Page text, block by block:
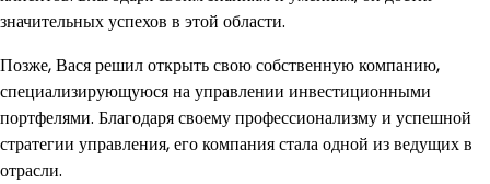
значительных успехов в этой области.
Позже, Вася решил открыть свою собственную компанию,
специализирующуюся на управлении инвестиционными
портфелями. Благодаря своему профессионализму и успешной
стратегии управления, его компания стала одной из ведущих в
отрасли.